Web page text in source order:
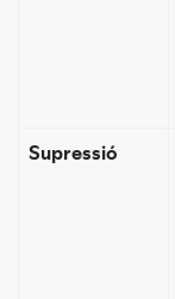
Supressió